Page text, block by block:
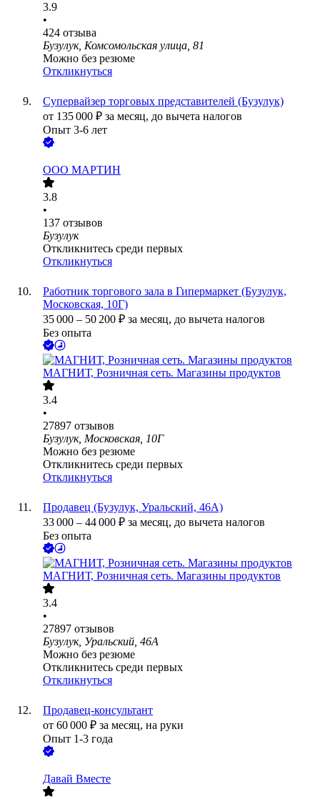
3.9
•
424 отзыва
Бузулук, Комсомольская улица, 81
Можно без резюме
Откликнуться
Супервайзер торговых представителей (Бузулук)
от 135 000 ₽ за месяц, до вычета налогов
Опыт 3-6 лет
ООО МАРТИН
3.8
•
137 отзывов
Бузулук
Откликнитесь среди первых
Откликнуться
Работник торгового зала в Гипермаркет (Бузулук,
Московская, 10Г)
35 000 – 50 200 ₽ за месяц, до вычета налогов
Без опыта
МАГНИТ, Розничная сеть. Магазины продуктов
3.4
•
27897 отзывов
Бузулук, Московская, 10Г
Можно без резюме
Откликнитесь среди первых
Откликнуться
Продавец (Бузулук, Уральский, 46А)
33 000 – 44 000 ₽ за месяц, до вычета налогов
Без опыта
МАГНИТ, Розничная сеть. Магазины продуктов
3.4
•
27897 отзывов
Бузулук, Уральский, 46А
Можно без резюме
Откликнитесь среди первых
Откликнуться
Продавец-консультант
от 60 000 ₽ за месяц, на руки
Опыт 1-3 года
Давай Вместе